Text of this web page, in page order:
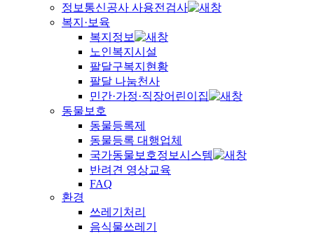
정보통신공사 사용전검사
복지·보육
복지정보
노인복지시설
팔달구복지현황
팔달 나눔천사
민간·가정·직장어린이집
동물보호
동물등록제
동물등록 대행업체
국가동물보호정보시스템
반려견 영상교육
FAQ
환경
쓰레기처리
음식물쓰레기